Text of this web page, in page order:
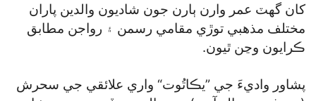
کان گھٽ عمر وارن ٻارن جون شاديون والدين پاران
مختلف مذهبي توڙي مقامي رسمن ۽ رواجن مطابق
ڪرايون وڃن ٿيون.
پشاور واديءَ جي ”يڪاتُوت“ واري علائقي جي سحرش